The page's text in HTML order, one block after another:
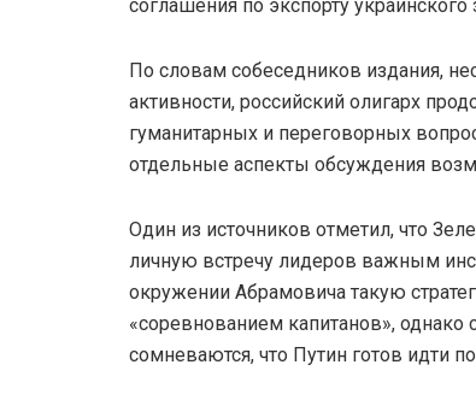
соглашения по экспорту
По словам собеседников издания,
активности, российский олигарх
гуманитарных и переговорных
отдельные аспекты обсуждения
Один из источников отметил, что
личную встречу лидеров важным
окружении Абрамовича такую
«соревнованием капитанов», однако
сомневаются, что Путин готов идти